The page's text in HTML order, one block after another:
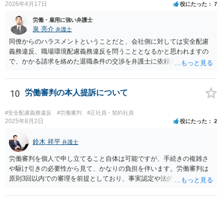
2026年4月17日 役にたった 7
労働・雇用に強い弁護士
泉 亮介 弁護士
同僚からのハラスメントということだと、会社側に対しては安全配慮
義務違反、職場環境配慮義務違反を問うこととなるかと思われますの
で、かかる請求を絡めた退職条件の交渉を弁護士に依頼をされた方が
くなり全て弁護士が窓口となるため精神的な負担も軽くなるでしょ
う。
10 労働審判の本人提訴について
#安全配慮義務違反 #労働審判 #正社員・契約社員
2025年8月2日 役にたった 2
鈴木 祥平 弁護士
労働審判を個人で申し立てること自体は可能ですが、手続きの複雑さ
や駆け引きの必要性から見て、かなりの負担を伴います。労働審判は
原則3回以内での審理を前提としており、事実認定や法的評価に加え
的判断が求められます。 申立書や証拠説明書を丁寧に作成されたこと